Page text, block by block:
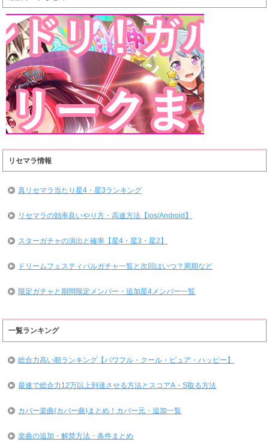
リセマラ情報
真リセマラ当たり星4・星3ランキング
リセマラの効率良いやり方・高速方法【ios/Android】
スターガチャの演出と確率【星4・星3・星2】
ドリームフェスティバルガチャ一覧と次回はいつ？周期など
限定ガチャと期間限定メンバー・追加星4メンバー一覧
一覧ランキング
総合力高い順ランキング【パワフル・クール・ピュア・ハッピー】
最速で総合力12万以上到達させる方法とスコアA・S取る方法
カバー楽曲(カバー曲)まとめ！カバー元・追加一覧
楽曲の追加・解禁方法・条件まとめ